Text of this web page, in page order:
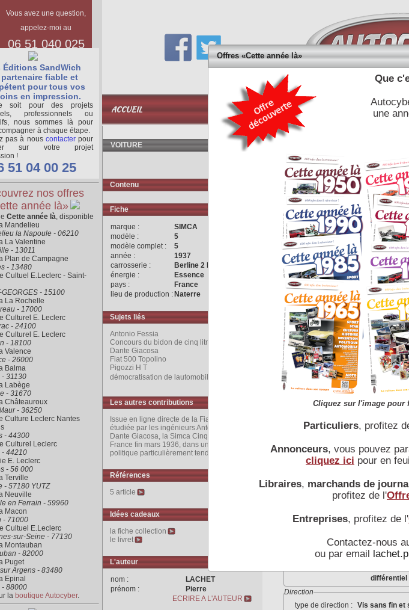
ACCUEIL
BASE
DOCUMENTAIRE
Vous avez une question,
appelez-moi au
06 51 040 025
VOITURE
Contenu
Fiche
marque :
SIMCA
modèle :
5
modèle complet :
5
année :
1937
carrosserie :
Berline 2 Portes
énergie :
Essence
pays :
France
lieu de production : Naterre
Sujets liés
Antonio Fessia
Concours du bidon de cinq litres 1937
Dante Giacosa
Fiat 500 Topolino
Pigozzi H T
démocratisation de lautomobile Française
Les autres contributions
Issue en ligne directe de la Fiat 500 Topolino,
étudiée par les ingénieurs Antonio Fessia et
Dante Giacosa, la Simca Cinq apparaît en
France fin mars 1936, dans un climat social et
politique particulièrement tendu
Références
5 article
Idées cadeaux
la fiche collection
le livret
L'auteur
nom :
LACHET
prénom :
Pierre
ECRIRE A L'AUTEUR
SIMCA 5 1937 : fiche
Moteur
type :
500
nb cylindres et type :
4 cylindres
position :
cylindrée :
570 cm3
alésage :
52 x 67 mm
rapport volumétrique :
6 / 1
puissance max :
13 ch à
couple max :
2,9 m/Kg à
puissance fiscale :
3 cv
culasse :
Alliage léger
vilbrequin :
distribution :
1 Arbre à
allumage : Bobine -
refroidissement :
Eau par
équipement électrique :
Batterie 12
type d'embrayage :
nombre de rapports :
4 (+
différentiel
Direction
type de direction : Vis sans fin et
Éditions SandWich
fiable et
pour tous vos
en impression.
soit pour des projets
professionnels ou
nous sommes là pour
à chaque étape.
pas à nous contacterpour
sur votre projet
!
51 04 00 25
nos offres
année là»
Cette année là, disponible
Mandelieu
la Napoule - 06210
La Valentine
- 13011
Plan de Campagne
- 13480
Cultuel E.Leclerc - Saint-
GEORGES - 15100
La Rochelle
- 17000
Culturel E. Leclerc
- 24100
Culturel E. Leclerc
- 18100
Valence
- 26000
Balma
- 31130
Labège
- 31670
Châteauroux
- 36250
Culture Leclerc Nantes
- 44300
Culturel Leclerc
- 44210
E. Leclerc
- 56 000
Terville
- 57180 YUTZ
Neuville
en Ferrain - 59960
Macon
- 71000
Cultuel E.Leclerc
sur-Seine - 77130
Montauban
- 82000
Puget
Argens - 83480
Epinal
- 88000
la boutique Autocyber.
Offres «Cette année là»
Que
une
Cliquez sur l'image pour
Particuliers, profitez
Annonceurs, vous pouvez
cliquez ici pour en
Libraires, marchands de
profitez de l'
Entreprises, profitez de l'
Contactez-nous
ou par email